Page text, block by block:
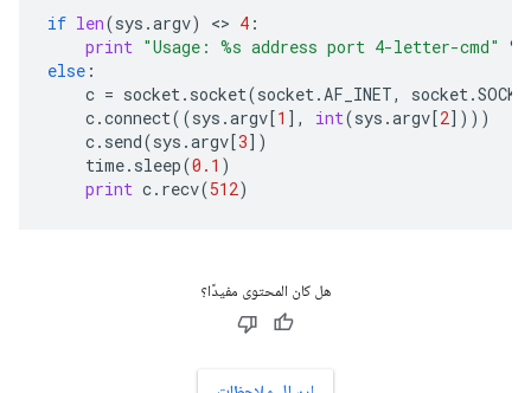
if len(sys .argv) <> 4 :
print "Usage: %s address port 4-letter-cmd" %
else :
c = socket. socket(socket.AF_INET, socket.
c.connect((sys .argv[1 ], int(sys .argv[2])))
c. send(sys .argv[3])
time. sleep(0.1 )
print c. recv(512)
هل كان المحتوى مفيدًا؟